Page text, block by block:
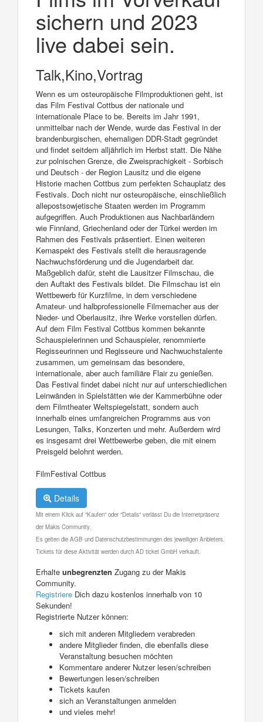
sichern und 2023
live dabei sein.
Talk,Kino,Vortrag
Wenn es um osteuropäische Filmproduktionen geht, ist
das Film Festival Cottbus der nationale und
internationale Place to be. Bereits im Jahr 1991,
unmittelbar nach der Wende, wurde das Festival in der
brandenburgischen, ehemaligen DDR-Stadt gegründet
und findet seitdem alljährlich im Herbst statt. Die Nähe
zur polnischen Grenze, die Zweisprachigkeit - Sorbisch
und Deutsch - der Region Lausitz und die eigene
Historie machen Cottbus zum perfekten Schauplatz des
Festivals. Doch nicht nur osteuropäische, einschließlich
allepostsowjetische Staaten werden im Programm
aufgegriffen. Auch Produktionen aus Nachbarländern
wie Finnland, Griechenland oder der Türkei werden im
Rahmen des Festivals präsentiert. Einen weiteren
Kernaspekt des Festivals stellt die herausragende
Nachwuchsförderung und die Jugendarbeit dar.
Maßgeblich dafür, steht die Lausitzer Filmschau, die
den Auftakt des Festivals bildet. Die Filmschau ist ein
Wettbewerb für Kurzfilme, in dem verschiedene
Amateur- und halbprofessionelle Filmemacher aus der
Nieder- und Oberlausitz, ihre Werke vorstellen dürfen.
Auf dem Film Festival Cottbus kommen bekannte
Schauspielerinnen und Schauspieler, renommierte
Regisseurinnen und Regisseure und Nachwuchstalente
zusammen, um gemeinsam das besondere,
internationale, aber auch familiäre Flair zu genießen.
Das Festival findet dabei nicht nur auf unterschiedlichen
Leinwänden in Spielstätten wie der Kammerbühne oder
dem Filmtheater Weltspiegelstatt, sondern auch
innerhalb eines umfangreichen Programms aus von
Lesungen, Talks, Konzerten und mehr. Außerdem wird
es insgesamt drei Wettbewerbe geben, die mit einem
Preisgeld belohnt werden.
FilmFestival Cottbus
Details
Mit einem Klick auf "Kaufen" oder "Details" verlässt Du die Internetpräsenz
der Makis Community.
Es gelten die AGB und Datenschutzbestimmungen des jeweiligen Anbieters.
Tickets für diese Aktivität werden durch AD ticket GmbH verkauft.
Erhalte unbegrenzten Zugang zu der Makis
Community.
Registriere Dich dazu kostenlos innerhalb von 10
Sekunden!
Registrierte Nutzer können:
sich mit anderen Mitgliedern verabreden
andere Mitglieder finden, die ebenfalls diese
Veranstaltung besuchen möchten
Kommentare anderer Nutzer lesen/schreiben
Bewertungen lesen/schreiben
Tickets kaufen
sich an Veranstaltungen anmelden
und vieles mehr!